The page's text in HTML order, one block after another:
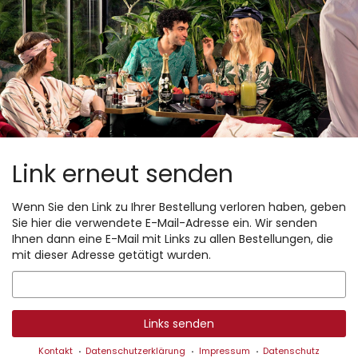
Zum
Haupt-
Inhalt
springen
Link erneut senden
Wenn Sie den Link zu Ihrer Bestellung verloren haben, geben
Sie hier die verwendete E-Mail-Adresse ein. Wir senden
Ihnen dann eine E-Mail mit Links zu allen Bestellungen, die
mit dieser Adresse getätigt wurden.
E-
Mail
Links senden
Kontakt Datenschutzerklärung Impressum
Datenschutz